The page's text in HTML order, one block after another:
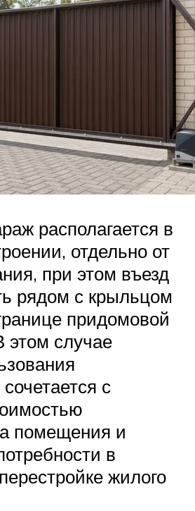
располагается в
отдельно от
при этом въезд
рядом с крыльцом
придомовой
этом случае
с
помещения и
в
жилого